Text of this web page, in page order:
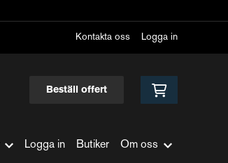
Kontakta oss Logga in
Beställ offert
Logga in Butiker Om oss